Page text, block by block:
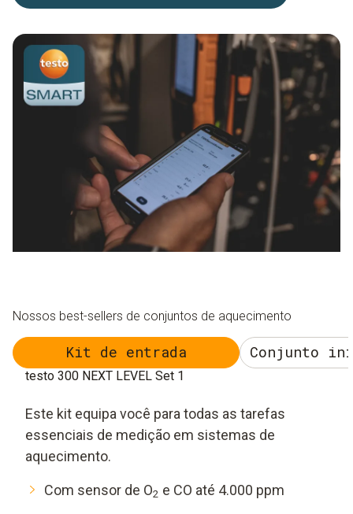
Nossos best-sellers de conjuntos de aquecimento
Kit de entrada Conjunto
testo 300 NEXT LEVEL Set 1
Este kit equipa você para todas as tarefas
essenciais de medição em sistemas de
aquecimento.
Com sensor de O2 e CO até 4.000 ppm